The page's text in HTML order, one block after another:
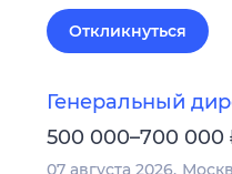
Откликнуться
Генеральный
500 000–700 000
07 августа 2026